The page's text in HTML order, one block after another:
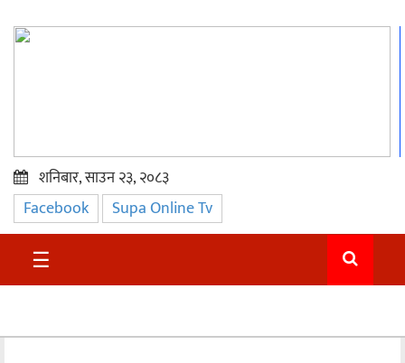
प्रमुख
समाचार
सुदुर
शनिबार, साउन २३, २०८३
Facebook Supa Online Tv
☰